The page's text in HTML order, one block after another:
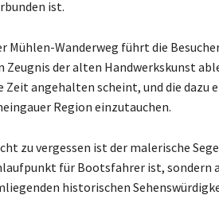
ist.
Mühlen-Wanderweg führt die
Zeugnis der alten Handwerkskunst
Zeit angehalten scheint, und die dazu
Region einzutauchen.
zu vergessen ist der malerische
für Bootsfahrer ist, sondern
historischen